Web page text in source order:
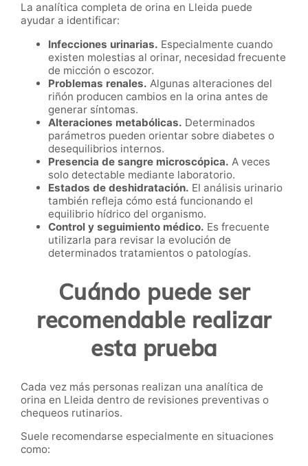
La analítica completa de orina en Lleida puede
ayudar a identificar:
Infecciones urinarias. Especialmente cuando
existen molestias al orinar, necesidad frecuente
de micción o escozor.
Problemas renales. Algunas alteraciones del
riñón producen cambios en la orina antes de
generar síntomas.
Alteraciones metabólicas. Determinados
parámetros pueden orientar sobre diabetes o
desequilibrios internos.
Presencia de sangre microscópica. A veces
solo detectable mediante laboratorio.
Estados de deshidratación. El análisis urinario
también refleja cómo está funcionando el
equilibrio hídrico del organismo.
Control y seguimiento médico. Es frecuente
utilizarla para revisar la evolución de
determinados tratamientos o patologías.
Cuándo puede ser
recomendable realizar
esta prueba
Cada vez más personas realizan una analítica de
orina en Lleida dentro de revisiones preventivas o
chequeos rutinarios.
Suele recomendarse especialmente en situaciones
como: